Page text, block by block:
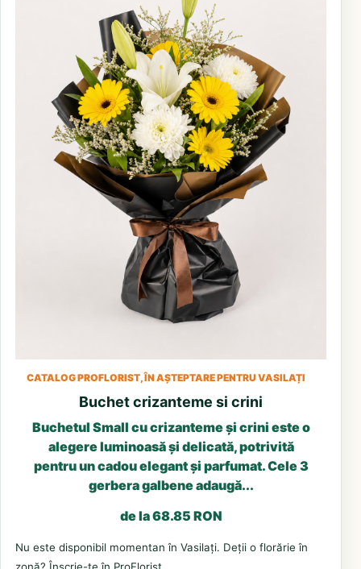
CATALOG PROFLORIST, ÎN AȘTEPTARE PENTRU VASILAȚI
Buchet crizanteme si crini
Buchetul Small cu crizanteme și crini este o
alegere luminoasă și delicată, potrivită
pentru un cadou elegant și parfumat. Cele 3
gerbera galbene adaugă...
de la 68.85 RON
Nu este disponibil momentan în Vasilați. Deții o florărie în